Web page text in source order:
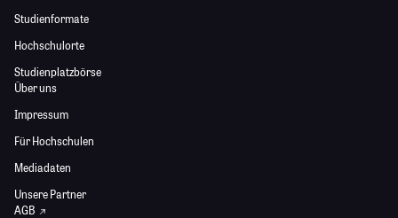
Studienformate
Hochschulorte
Studienplatzbörse
Über uns
Impressum
Für Hochschulen
Mediadaten
Unsere Partner
AGB